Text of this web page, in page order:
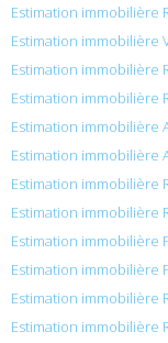
Estimation immobilière
Estimation immobilière
Estimation immobilière
Estimation immobilière
Estimation immobilière
Estimation immobilière
Estimation immobilière
Estimation immobilière
Estimation immobilière
Estimation immobilière
Estimation immobilière
Estimation immobilière